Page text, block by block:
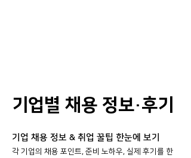
기업별 채용 정보·후기
기업 채용 정보 & 취업 꿀팁 한눈에 보기
각 기업의 채용 포인트, 준비 노하우, 실제 후기를 한